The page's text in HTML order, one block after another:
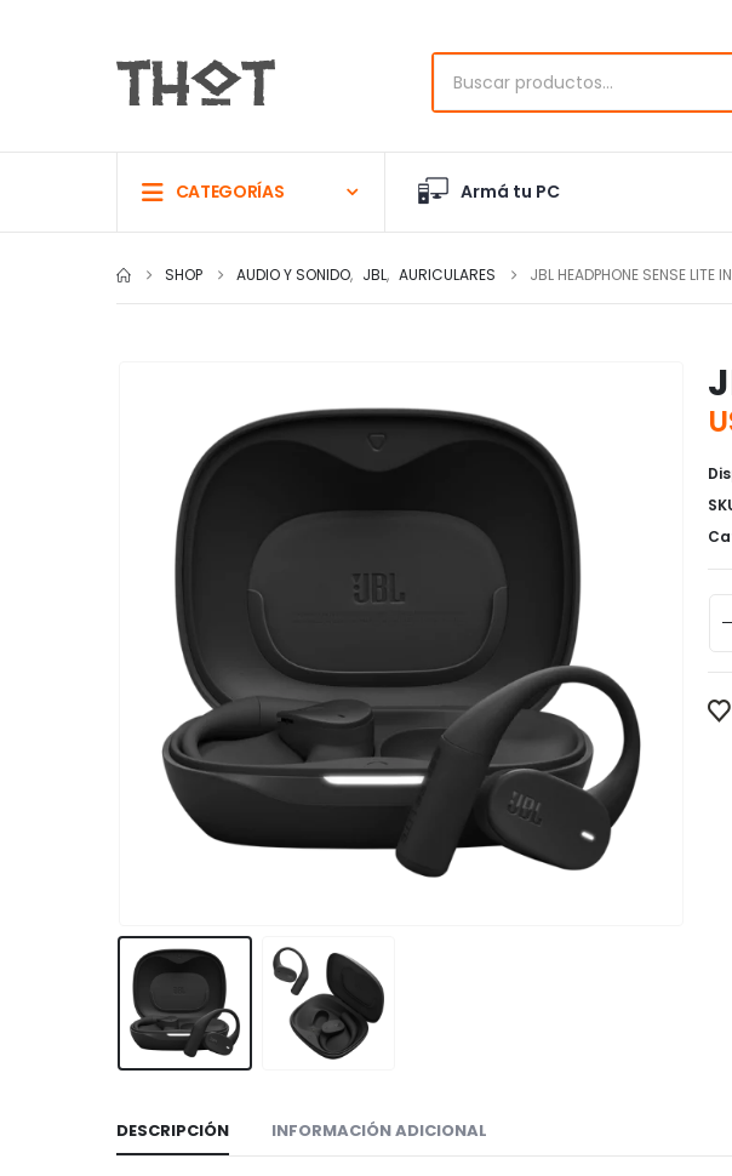
CATEGORÍAS Armá tu PC
SHOP AUDIO Y SONIDO, JBL, AURICULARES JBL HEADPHONE SENSE LITE
DESCRIPCIÓN INFORMACIÓN ADICIONAL